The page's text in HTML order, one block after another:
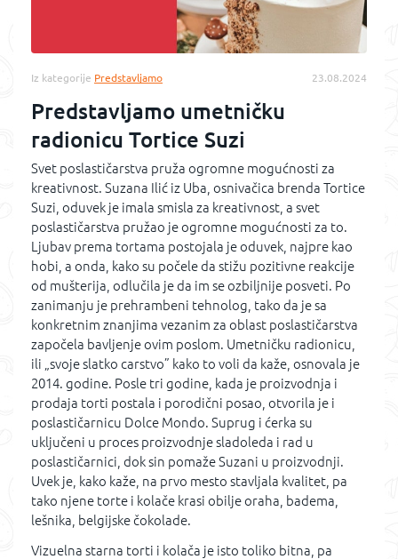
Iz kategorije Predstavljamo 23.08.2024
Predstavljamo umetničku
radionicu Tortice Suzi
Svet poslastičarstva pruža ogromne mogućnosti za
kreativnost. Suzana Ilić iz Uba, osnivačica brenda Tortice
Suzi, oduvek je imala smisla za kreativnost, a svet
poslastičarstva pružao je ogromne mogućnosti za to.
Ljubav prema tortama postojala je oduvek, najpre kao
hobi, a onda, kako su počele da stižu pozitivne reakcije
od mušterija, odlučila je da im se ozbiljnije posveti. Po
zanimanju je prehrambeni tehnolog, tako da je sa
konkretnim znanjima vezanim za oblast poslastičarstva
započela bavljenje ovim poslom. Umetničku radionicu,
ili „svoje slatko carstvo” kako to voli da kaže, osnovala je
2014. godine. Posle tri godine, kada je proizvodnja i
prodaja torti postala i porodični posao, otvorila je i
poslastičarnicu Dolce Mondo. Suprug i ćerka su
uključeni u proces proizvodnje sladoleda i rad u
poslastičarnici, dok sin pomaže Suzani u proizvodnji.
Uvek je, kako kaže, na prvo mesto stavljala kvalitet, pa
tako njene torte i kolače krasi obilje oraha, badema,
lešnika, belgijske čokolade.
Vizuelna starna torti i kolača je isto toliko bitna, pa